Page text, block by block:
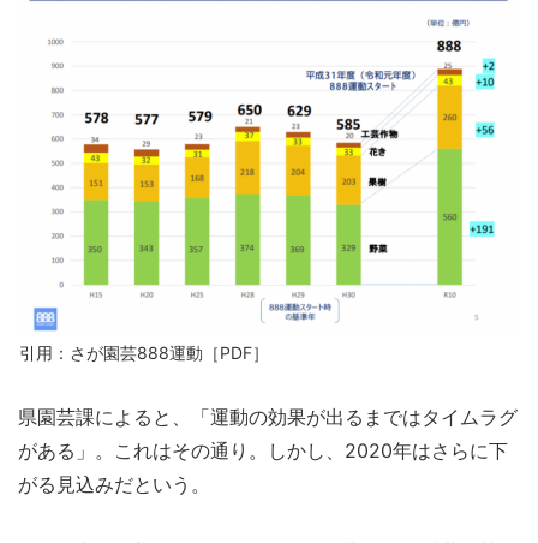
引用：さが園芸888運動［PDF］
県園芸課によると、「運動の効果が出るまではタイムラグ
がある」。これはその通り。しかし、2020年はさらに下
がる見込みだという。